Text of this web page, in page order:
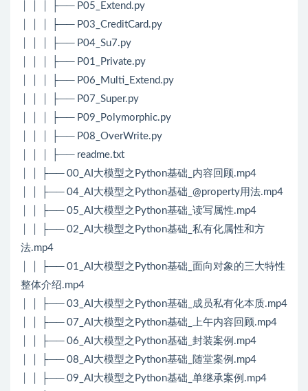
│ │ │ ├── P05_Extend.py
│ │ │ ├── P03_CreditCard.py
│ │ │ ├── P04_Su7.py
│ │ │ ├── P01_Private.py
│ │ │ ├── P06_Multi_Extend.py
│ │ │ ├── P07_Super.py
│ │ │ ├── P09_Polymorphic.py
│ │ │ ├── P08_OverWrite.py
│ │ │ ├── readme.txt
│ │ ├── 00_AI大模型之Python基础_内容回顾.mp4
│ │ ├── 04_AI大模型之Python基础_@property用法.mp4
│ │ ├── 05_AI大模型之Python基础_读写属性.mp4
│ │ ├── 02_AI大模型之Python基础_私有化属性和方
法.mp4
│ │ ├── 01_AI大模型之Python基础_面向对象的三大特性
整体介绍.mp4
│ │ ├── 03_AI大模型之Python基础_成员私有化本质.mp4
│ │ ├── 07_AI大模型之Python基础_上午内容回顾.mp4
│ │ ├── 06_AI大模型之Python基础_封装案例.mp4
│ │ ├── 08_AI大模型之Python基础_随堂案例.mp4
│ │ ├── 09_AI大模型之Python基础_单继承案例.mp4